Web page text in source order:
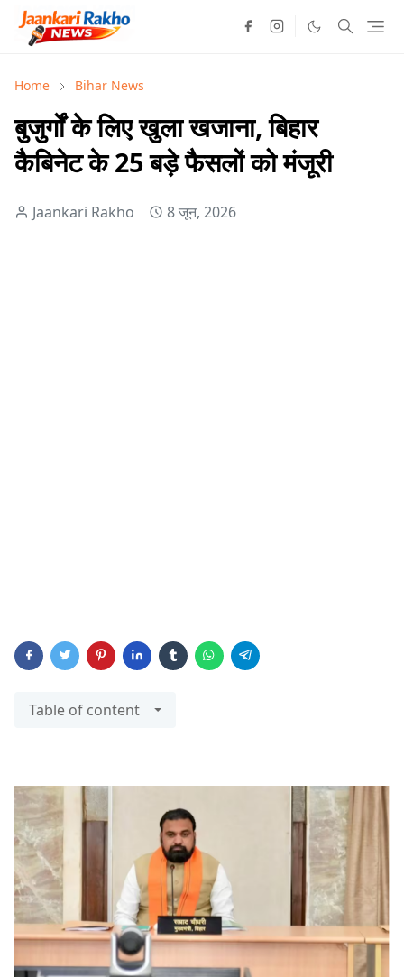
Home Bihar News
बुजुर्गों के लिए खुला खजाना, बिहार
कैबिनेट के 25 बड़े फैसलों को मंजूरी
Jaankari Rakho 8 जून, 2026
Table of content